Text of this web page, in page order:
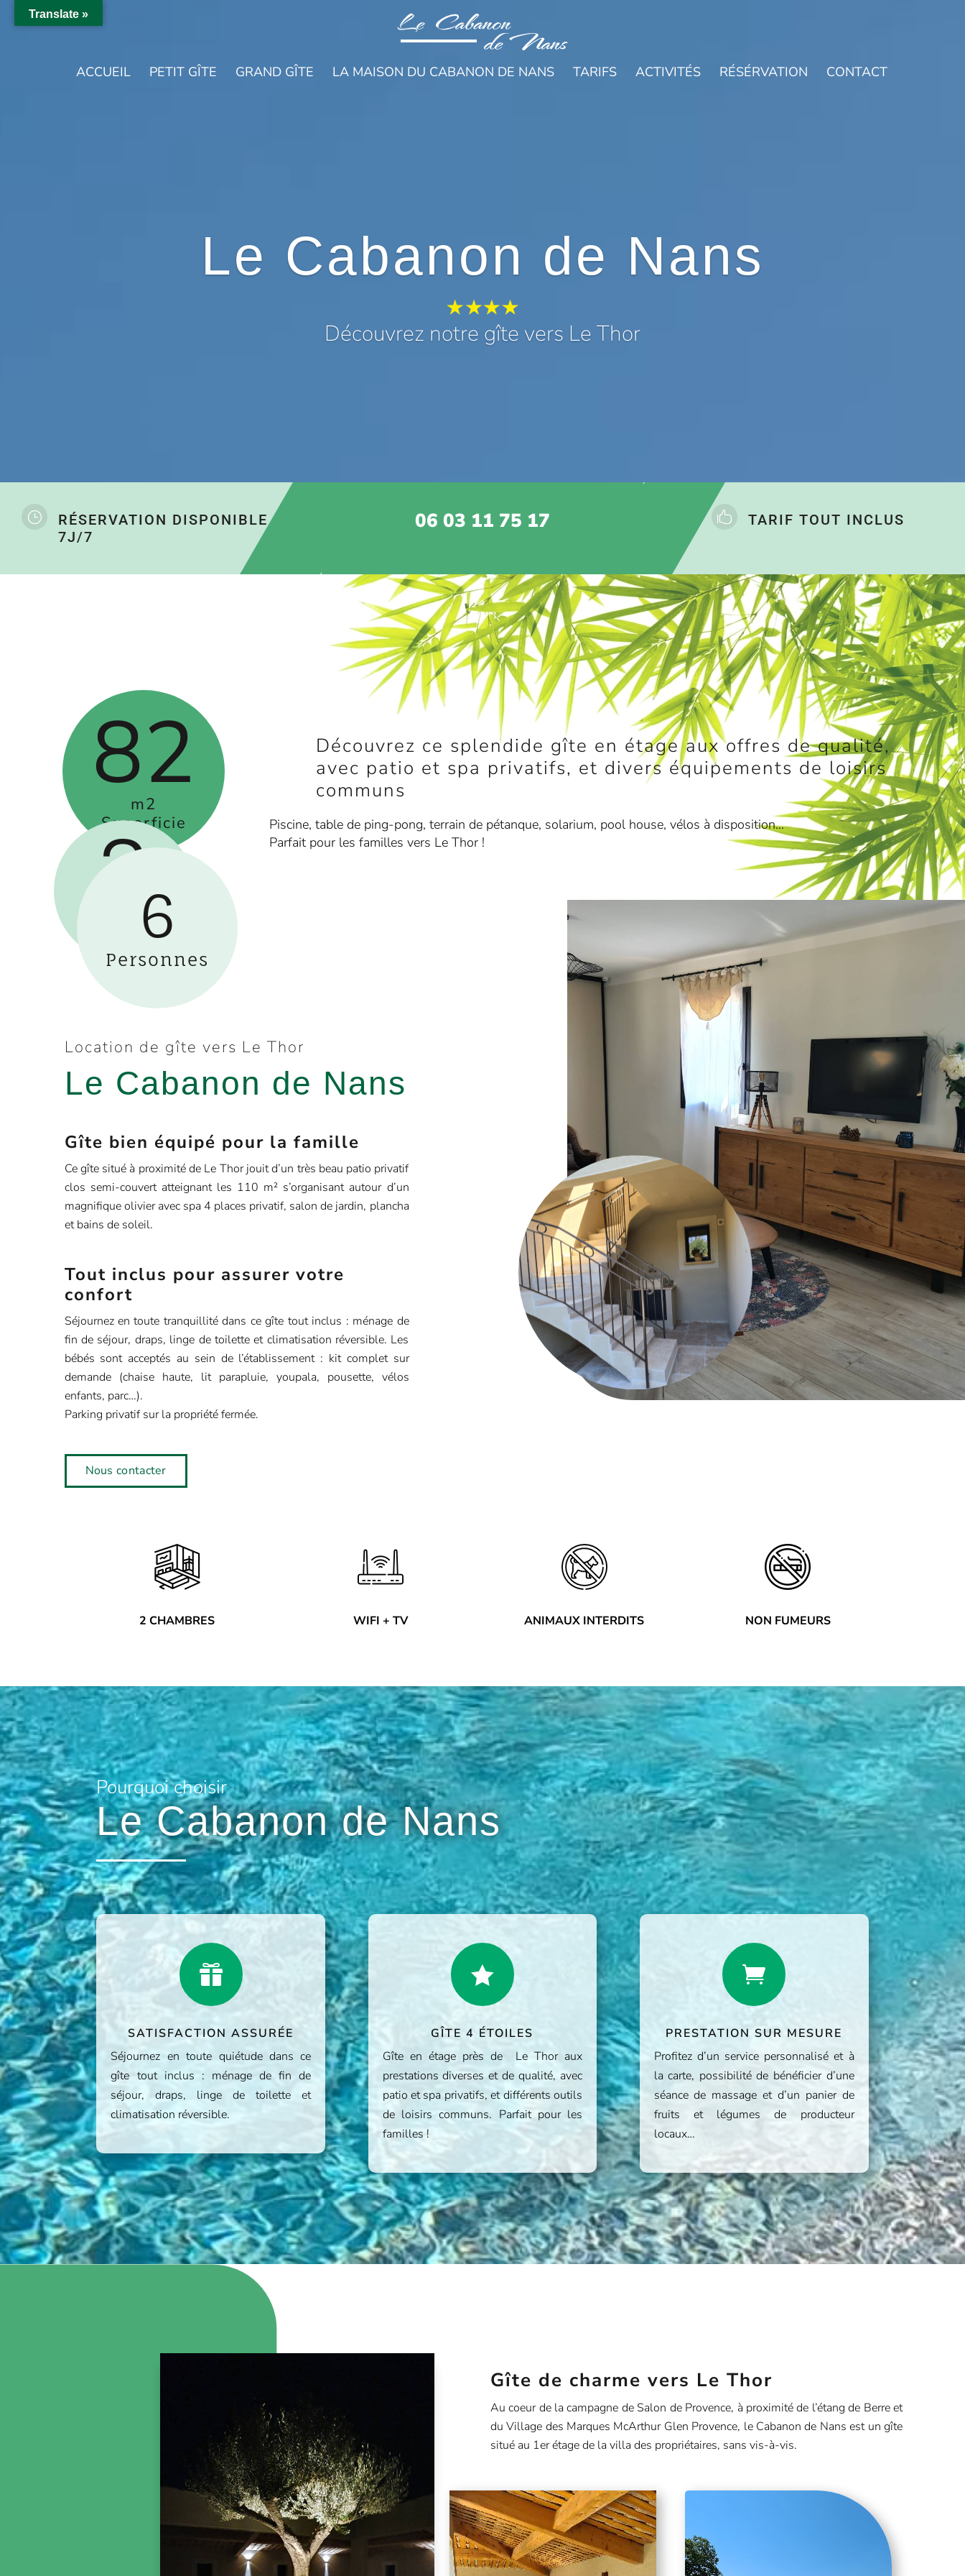
ACCUEIL PETIT GÎTE GRAND GÎTE LA MAISON DU CABANON DE NANS TARIFS ACTIVITÉS RÉSÉRVATION CONTACT
Le Cabanon de Nans
Découvrez notre gîte vers Le Thor
}
RÉSERVATION DISPONIBLE
7J/7
06 03 11 75 17  TARIF TOUT INCLUS
82
m2
Superficie
Découvrez ce splendide gîte en étage aux offres de qualité,
avec patio et spa privatifs, et divers équipements de loisirs
communs
3
Double
Piscine, table de ping-pong, terrain de pétanque, solarium, pool house, vélos à disposition…
Parfait pour les familles vers Le Thor !
6
Personnes
Location de gîte vers Le Thor
Le Cabanon de Nans
Gîte bien équipé pour la famille
Ce gîte situé à proximité de Le Thor jouit d’un très beau patio privatif
clos semi-couvert atteignant les 110 m² s’organisant autour d’un
magnifique olivier avec spa 4 places privatif, salon de jardin, plancha
et bains de soleil.
Tout inclus pour assurer votre
confort
Séjournez en toute tranquillité dans ce gîte tout inclus : ménage de
fin de séjour, draps, linge de toilette et climatisation réversible. Les
bébés sont acceptés au sein de l’établissement : kit complet sur
demande (chaise haute, lit parapluie, youpala, pousette, vélos
enfants, parc…).
Parking privatif sur la propriété fermée.
Nous contacter
2 CHAMBRES WIFI + TV ANIMAUX INTERDITS NON FUMEURS
Pourquoi choisir
Le Cabanon de Nans

SATISFACTION ASSURÉE
Séjournez en toute quiétude dans ce
gîte tout inclus : ménage de fin de
séjour, draps, linge de toilette et
climatisation réversible.

GÎTE 4 ÉTOILES
Gîte en étage près de Le Thor aux
prestations diverses et de qualité, avec
patio et spa privatifs, et différents outils
de loisirs communs. Parfait pour les
familles !

PRESTATION SUR MESURE
Profitez d’un service personnalisé et à
la carte, possibilité de bénéficier d’une
séance de massage et d’un panier de
fruits et légumes de producteur
locaux…
Gîte de charme vers Le Thor
Au coeur de la campagne de Salon de Provence, à proximité de l’étang de Berre et
du Village des Marques McArthur Glen Provence, le Cabanon de Nans est un gîte
situé au 1er étage de la villa des propriétaires, sans vis-à-vis.
Translate »